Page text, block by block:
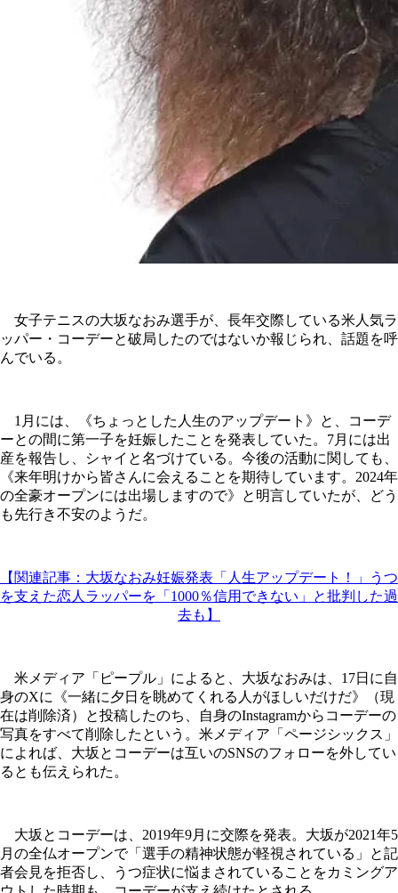
女子テニスの大坂なおみ選手が、長年交際している米人気ラ
ッパー・コーデーと破局したのではないか報じられ、話題を呼
んでいる。
1月には、《ちょっとした人生のアップデート》と、コーデ
ーとの間に第一子を妊娠したことを発表していた。7月には出
産を報告し、シャイと名づけている。今後の活動に関しても、
《来年明けから皆さんに会えることを期待しています。2024年
の全豪オープンには出場しますので》と明言していたが、どう
も先行き不安のようだ。
【関連記事：大坂なおみ妊娠発表「人生アップデート！」うつ
を支えた恋人ラッパーを「1000％信用できない」と批判した過
去も】
米メディア「ピープル」によると、大坂なおみは、17日に自
身のXに《一緒に夕日を眺めてくれる人がほしいだけだ》（現
在は削除済）と投稿したのち、自身のInstagramからコーデーの
写真をすべて削除したという。米メディア「ページシックス」
によれば、大坂とコーデーは互いのSNSのフォローを外してい
るとも伝えられた。
大坂とコーデーは、2019年9月に交際を発表。大坂が2021年5
月の全仏オープンで「選手の精神状態が軽視されている」と記
者会見を拒否し、うつ症状に悩まされていることをカミングア